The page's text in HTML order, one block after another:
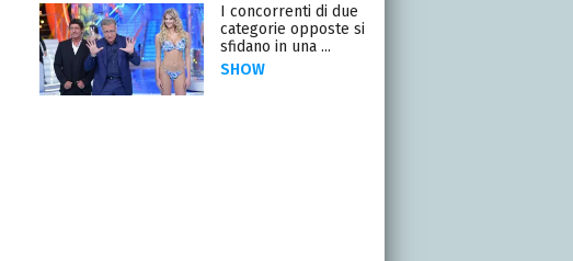
I concorrenti di due
categorie opposte si
sfidano in una ...
SHOW